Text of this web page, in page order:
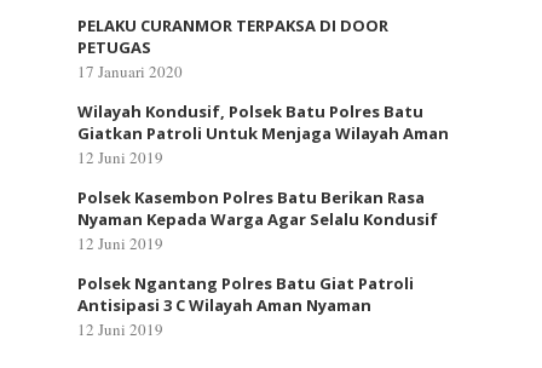
PELAKU CURANMOR TERPAKSA DI DOOR
PETUGAS
17 Januari 2020
Wilayah Kondusif, Polsek Batu Polres Batu
Giatkan Patroli Untuk Menjaga Wilayah Aman
12 Juni 2019
Polsek Kasembon Polres Batu Berikan Rasa
Nyaman Kepada Warga Agar Selalu Kondusif
12 Juni 2019
Polsek Ngantang Polres Batu Giat Patroli
Antisipasi 3 C Wilayah Aman Nyaman
12 Juni 2019